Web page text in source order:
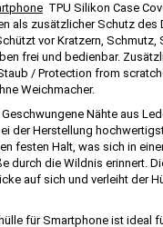
TPU Silikon Case
als zusätzlicher Schutz
vor Kratzern,
frei und bedienbar.
/ Protection from
Weichmacher.
Nähte aus
der Herstellung
festen Halt, was sich in
durch die Wildnis erinnert.
auf sich und verleiht der
für Smartphone ist ideal